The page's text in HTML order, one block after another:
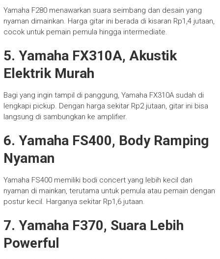
Yamaha F280 menawarkan suara seimbang dan desain yang
nyaman dimainkan. Harga gitar ini berada di kisaran Rp1,4 jutaan,
cocok untuk pemain pemula hingga intermediate.
5. Yamaha FX310A, Akustik
Elektrik Murah
Bagi yang ingin tampil di panggung, Yamaha FX310A sudah di
lengkapi pickup. Dengan harga sekitar Rp2 jutaan, gitar ini bisa
langsung di sambungkan ke amplifier.
6. Yamaha FS400, Body Ramping
Nyaman
Yamaha FS400 memiliki bodi concert yang lebih kecil dan
nyaman di mainkan, terutama untuk pemula atau pemain dengan
postur kecil. Harganya sekitar Rp1,6 jutaan.
7. Yamaha F370, Suara Lebih
Powerful